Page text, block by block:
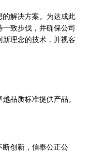
解决方案。为达成此
致步伐，并确保公司
理念的技术，并视客
品质标准提供产品。
创新，信奉公正公